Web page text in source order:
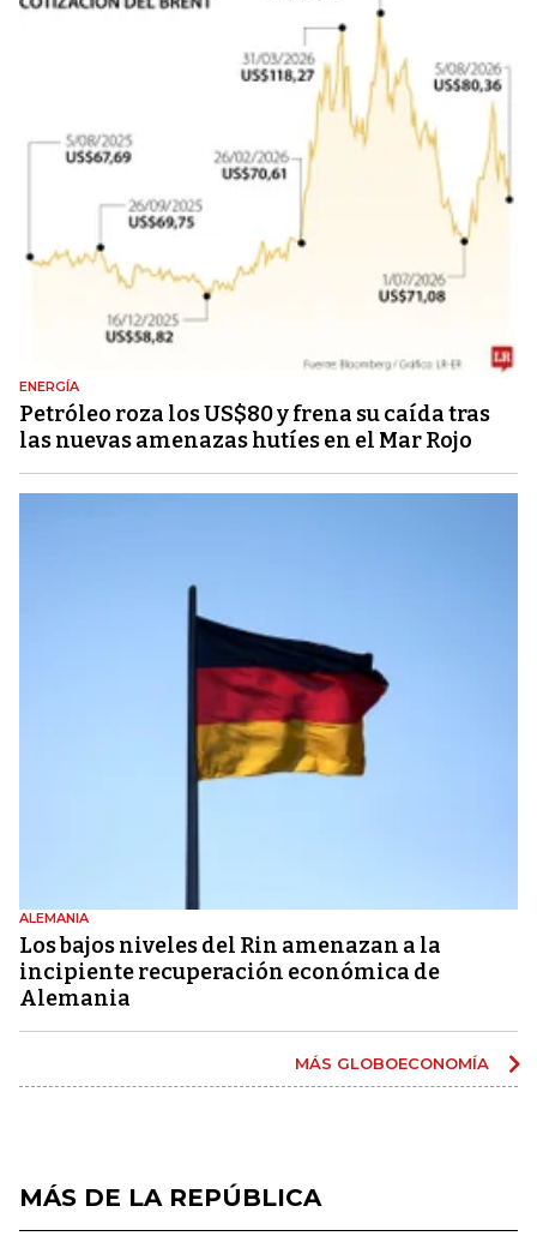
ENERGÍA
Petróleo roza los US$80 y frena su caída tras
las nuevas amenazas hutíes en el Mar Rojo
ALEMANIA
Los bajos niveles del Rin amenazan a la
incipiente recuperación económica de
Alemania
MÁS GLOBOECONOMÍA
MÁS DE LA REPÚBLICA